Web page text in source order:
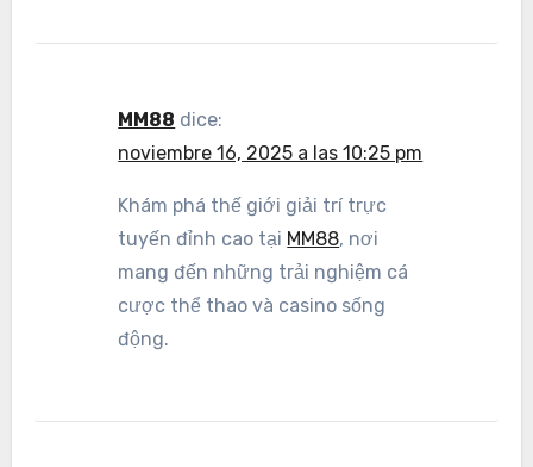
MM88 dice:
noviembre 16, 2025 a las 10:25 pm
Khám phá thế giới giải trí trực
tuyến đỉnh cao tại MM88, nơi
mang đến những trải nghiệm cá
cược thể thao và casino sống
động.